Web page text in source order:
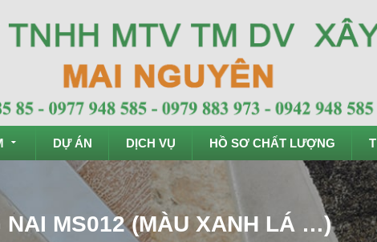
DỰ ÁN DỊCH VỤ HỒ SƠ CHẤT LƯỢNG
NAI MS012 (MÀU XANH LÁ …)